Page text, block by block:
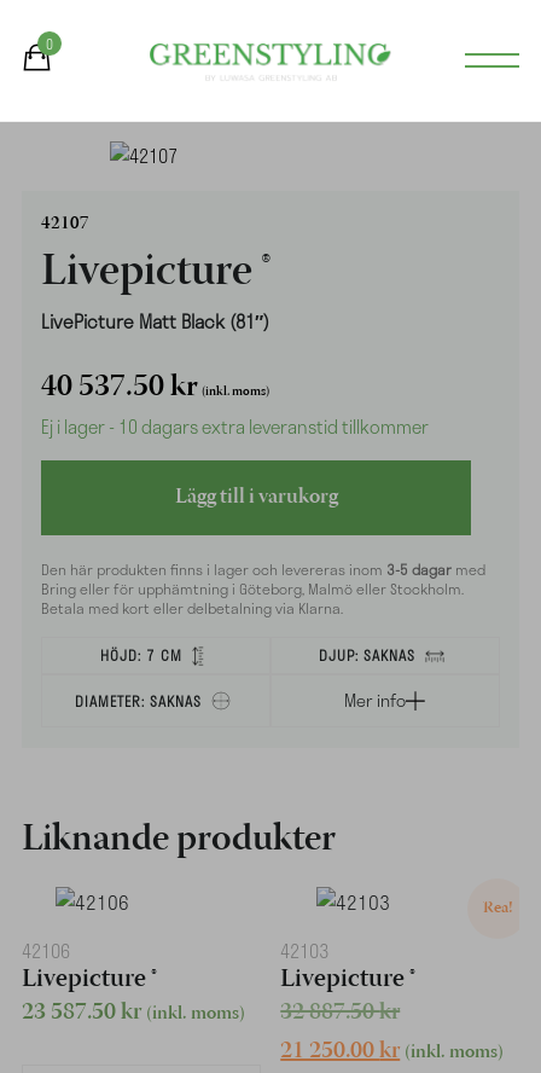
0
42107
Livepicture ®
LivePicture Matt Black (81″)
40 537.50kr (inkl. moms)
Ej i lager - 10 dagars extra leveranstid tillkommer
Lägg till i varukorg
Den här produkten finns i lager och levereras inom 3-5 dagar med
Bring eller för upphämtning i Göteborg, Malmö eller Stockholm.
Betala med kort eller delbetalning via Klarna.
HÖJD: 7 CM DJUP: SAKNAS
DIAMETER: SAKNAS Mer info
Liknande produkter
42106
Livepicture ®
23 587.50kr(inkl. moms)
Rea!
42103
Livepicture ®
32 887.50kr
21 250.00kr(inkl. moms)